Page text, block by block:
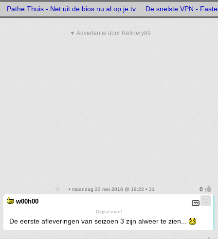
Pathe Thuis - Net uit de bios nu al op je tv De snelste VPN -
▼ Advertentie door Refinery89
• maandag 23 mei 2016 @ 19:22 • 31
w00h00
Digital man!
De eerste afleveringen van seizoen 3 zijn alweer te zien...
• maandag 23 mei 2016 @ 19:34 • 32